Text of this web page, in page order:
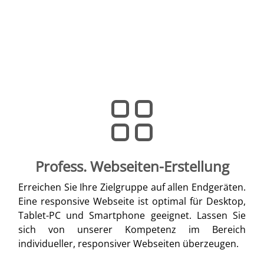
Profess. Webseiten-Erstellung
Erreichen Sie Ihre Zielgruppe auf allen Endgeräten.
Eine responsive Webseite ist optimal für Desktop,
Tablet-PC und Smartphone geeignet. Lassen Sie
sich von unserer Kompetenz im Bereich
individueller, responsiver Webseiten überzeugen.